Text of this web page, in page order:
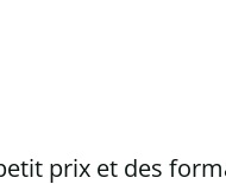
prix et des